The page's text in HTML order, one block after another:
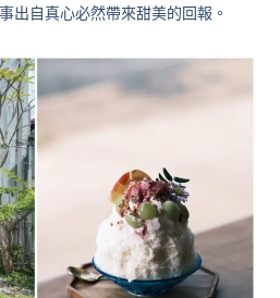
出自真心必然帶來甜美的回報。